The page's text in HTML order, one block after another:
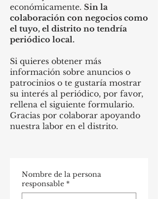
económicamente. Sin la
colaboración con negocios como
el tuyo, el distrito no tendría
periódico local.
Si quieres obtener más
información sobre anuncios o
patrocinios o te gustaría mostrar
su interés al periódico, por favor,
rellena el siguiente formulario.
Gracias por colaborar apoyando
nuestra labor en el distrito.
Nombre de la persona
responsable *